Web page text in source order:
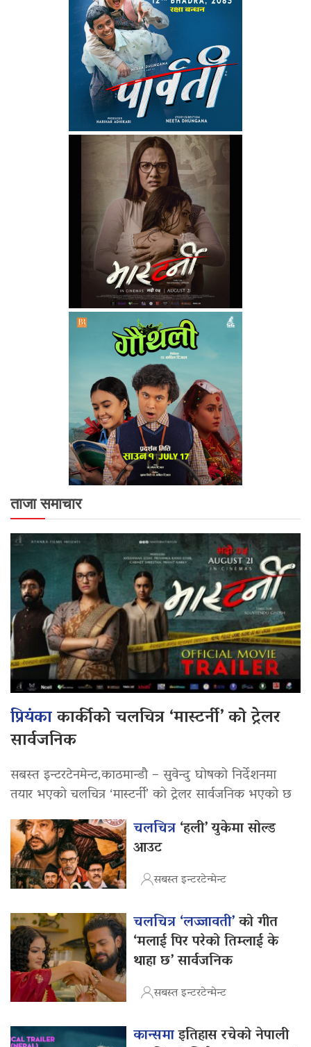
ताजा समाचार
प्रियंकाकार्कीको चलचित्र ‘मास्टर्नी’ को ट्रेलर
सार्वजनिक
सबस्त इन्टरटेनमेन्ट,काठमान्डौ – सुवेन्दु घोषको निर्देशनमा
तयार भएको चलचित्र ‘मास्टर्नी’ को ट्रेलर सार्वजनिक भएको छ
चलचित्र‘हली’ युकेमा सोल्ड
आउट
सबस्त इन्टरटेन्मेन्ट
चलचित्र ‘लज्जावती’को गीत
‘मलाई पिर परेको तिम्लाई के
थाहा छ’ सार्वजनिक
सबस्त इन्टरटेन्मेन्ट
कान्समाइतिहास रचेको नेपाली